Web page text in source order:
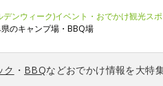
ンウィーク)イベント・おでかけ観光スポ
のキャンプ場・BBQ場
ク ・ BBQなどおでかけ情報を大特